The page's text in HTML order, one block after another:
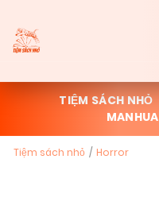
TIỆM SÁCH NHỎ
MANHUA
Tiệm sách nhỏ Horror